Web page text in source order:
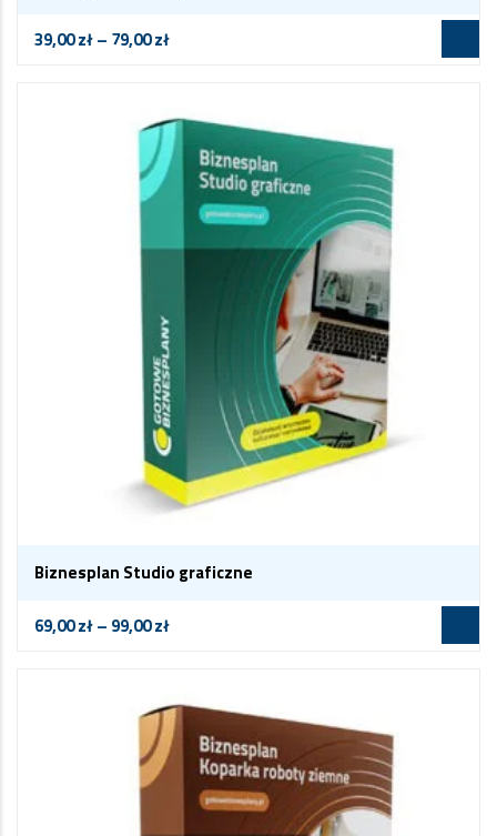
39,00zł– 79,00zł
Biznesplan Studio graficzne
69,00zł– 99,00zł